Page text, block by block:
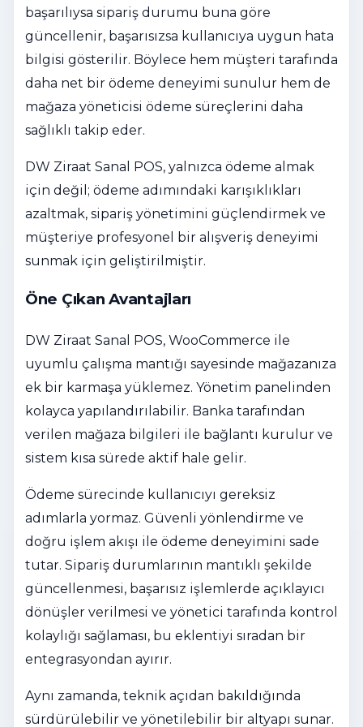
başarılıysa sipariş durumu buna göre
güncellenir, başarısızsa kullanıcıya uygun hata
bilgisi gösterilir. Böylece hem müşteri tarafında
daha net bir ödeme deneyimi sunulur hem de
mağaza yöneticisi ödeme süreçlerini daha
sağlıklı takip eder.
DW Ziraat Sanal POS, yalnızca ödeme almak
için değil; ödeme adımındaki karışıklıkları
azaltmak, sipariş yönetimini güçlendirmek ve
müşteriye profesyonel bir alışveriş deneyimi
sunmak için geliştirilmiştir.
Öne Çıkan Avantajları
DW Ziraat Sanal POS, WooCommerce ile
uyumlu çalışma mantığı sayesinde mağazanıza
ek bir karmaşa yüklemez. Yönetim panelinden
kolayca yapılandırılabilir. Banka tarafından
verilen mağaza bilgileri ile bağlantı kurulur ve
sistem kısa sürede aktif hale gelir.
Ödeme sürecinde kullanıcıyı gereksiz
adımlarla yormaz. Güvenli yönlendirme ve
doğru işlem akışı ile ödeme deneyimini sade
tutar. Sipariş durumlarının mantıklı şekilde
güncellenmesi, başarısız işlemlerde açıklayıcı
dönüşler verilmesi ve yönetici tarafında kontrol
kolaylığı sağlaması, bu eklentiyi sıradan bir
entegrasyondan ayırır.
Aynı zamanda, teknik açıdan bakıldığında
sürdürülebilir ve yönetilebilir bir altyapı sunar.